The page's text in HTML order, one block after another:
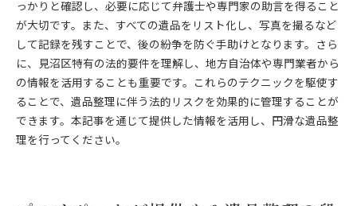
っかりと確認し、必要に応じて弁護士や専門家の助言を得ること
が大切です。また、すべての遺品をリスト化し、写真を撮るなど
して記録を残すことで、後の紛争を防ぐ手助けとなります。さら
に、見沼区特有の法的要件を理解し、地方自治体や専門業者から
の情報を活用することも重要です。これらのテクニックを駆使す
ることで、遺品整理に伴う法的リスクを効果的に管理することが
できます。本記事を通じて提供した情報を活用し、円滑な遺品整
理を行ってください。